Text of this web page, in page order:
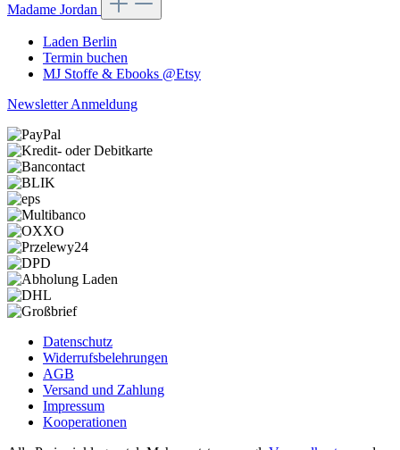
Madame Jordan
Laden Berlin
Termin buchen
MJ Stoffe & Ebooks @Etsy
Newsletter Anmeldung
Datenschutz
Widerrufsbelehrungen
AGB
Versand und Zahlung
Impressum
Kooperationen